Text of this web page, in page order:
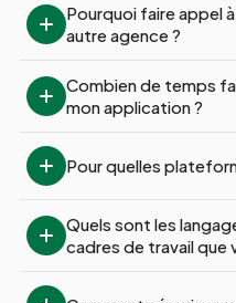
Pourquoi faire appel
autre agence ?
Combien de temps
mon application ?
Pour quelles
Quels sont les
cadres de travail que